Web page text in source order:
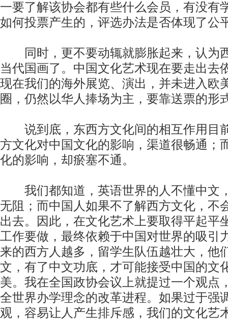
一要了解该协会都有些什么会员，有没有
如何投票产生的，评选办法是否体现了公
同时，更不要动辄就膨胀起来，认为
当代国画了。中国文化艺术现在要走出去
现在我们的海外展览、演出，并未进入欧
圈，仍然以华人捧场为主，要靠送票的形
说到底，东西方文化间的相互作用目
方文化对中国文化的影响，渠道很畅通；
化的影响，却瘀塞不通。
我们都知道，英语世界的人不懂中文
无阻；而中国人如果不了解西方文化，不
出去。因此，在文化艺术上要取得平起平
工作要做，最终依赖于中国对世界的吸引
来的西方人越多，留学生队伍越壮大，他
文，有了中文功底，才可能接受中国的文
美。我在全国政协会议上就提过一个观点
全世界办学理念的改革进程。如果过于强
观，容易让人产生排斥感，我们的文化艺